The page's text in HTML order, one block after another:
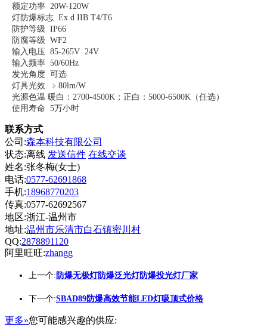
额定功率 20W-120W
灯防爆标志 Ex d IIB T4/T6
防护等级 IP66
防腐等级 WF2
输入电压 85-265V 24V
输入频率 50/60Hz
发光角度 可选
灯具光效 ﹥80lm/W
光源色温 暖白：2700-4500K ；正白： 5000-6500K （任选）
使用寿命 5万小时
联系方式
公司:森本科技有限公司
状态:离线 发送信件 在线交谈
姓名:张冬梅(女士)
电话:0577-62691868
手机:18968770203
传真:0577-62692567
地区:浙江-温州市
地址:温州市乐清市白石镇密川村
QQ:2878891120
阿里旺旺:zhangg
上一个: 防爆无极灯防爆泛光灯防爆投光灯厂家
下一个:SBAD89防爆高效节能LED灯吸顶式价格
更多»您可能感兴趣的供应: